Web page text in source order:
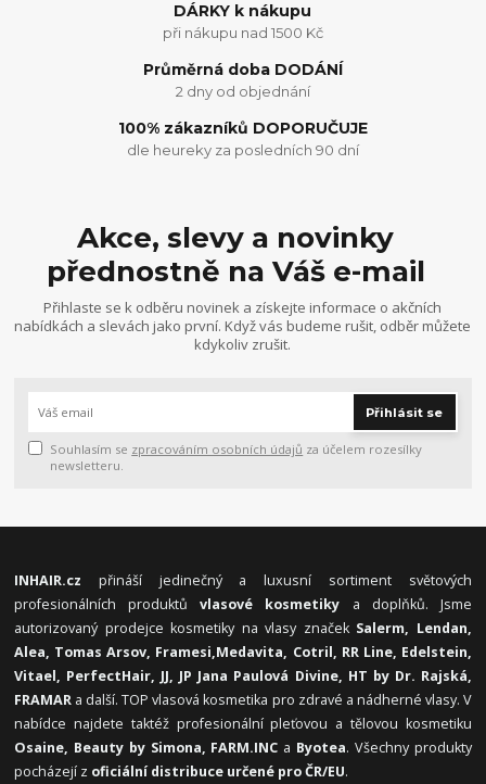
DÁRKY k nákupu
při nákupu nad 1500 Kč
Průměrná doba DODÁNÍ
2 dny od objednání
100% zákazníků DOPORUČUJE
dle heureky za posledních 90 dní
Akce, slevy a novinky
přednostně na Váš e-mail
Přihlaste se k odběru novinek a získejte informace o akčních
nabídkách a slevách jako první. Když vás budeme rušit, odběr můžete
kdykoliv zrušit.
Přihlásit se
Souhlasím se zpracováním osobních údajů za účelem rozesílky
newsletteru.
INHAIR.cz přináší jedinečný a luxusní sortiment světových
profesionálních produktůvlasové kosmetiky a doplňků. Jsme
autorizovaný prodejce kosmetiky na vlasy značek Salerm, Lendan,
Alea, Tomas Arsov, Framesi,Medavita, Cotril, RR Line, Edelstein,
Vitael, PerfectHair, JJ, JP Jana Paulová Divine, HT by Dr. Rajská,
FRAMAR a další. TOP vlasová kosmetika pro zdravé a nádherné vlasy. V
nabídce najdete taktéž profesionální pleťovou a tělovou kosmetiku
Osaine, Beauty by Simona, FARM.INC a Byotea. Všechny produkty
pocházejí z oficiální distribuce určené pro ČR/EU.